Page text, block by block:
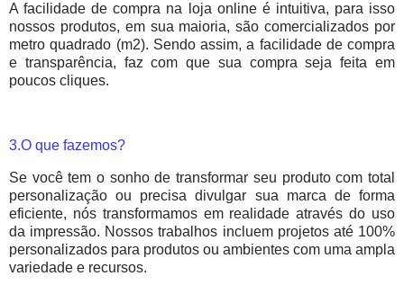
A facilidade de compra na loja online é intuitiva, para isso
nossos produtos, em sua maioria, são comercializados por
metro quadrado (m2). Sendo assim, a facilidade de compra
e transparência, faz com que sua compra seja feita em
poucos cliques.
3.O que fazemos?
Se você tem o sonho de transformar seu produto com total
personalização ou precisa divulgar sua marca de forma
eficiente, nós transformamos em realidade através do uso
da impressão. Nossos trabalhos incluem projetos até 100%
personalizados para produtos ou ambientes com uma ampla
variedade e recursos.